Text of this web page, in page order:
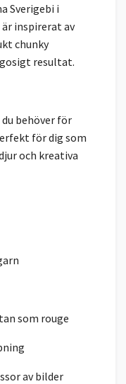
Sverigebi i
inspirerat av
chunky
resultat.
behöver för
för dig som
och kreativa
som rouge
av bilder